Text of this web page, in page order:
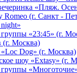
«Пляж.
Romeo (г. Санкт -
«23:45» (г.
(г. Москва)
Dog» (г. Москва)
шоу «Extasy» (г.